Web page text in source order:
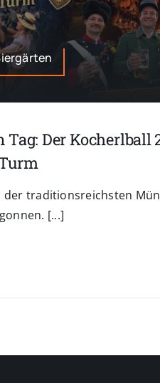
Der Kocherlball
der traditionsreichsten
[...]